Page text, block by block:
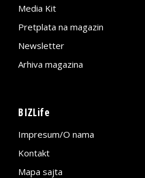
Media Kit
Pretplata na magazin
Newsletter
Arhiva magazina
BIZLife
Impresum/O nama
Kontakt
Mapa sajta